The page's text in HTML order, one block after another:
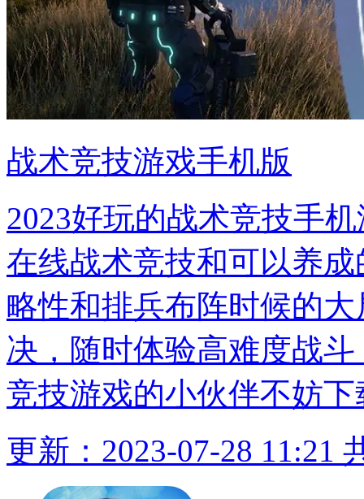
战术竞技游戏手机版
2023好玩的战术竞技手
在线战术竞技和可以养
略性和排兵布阵时候的
决，随时体验高难度战
竞技游戏的小伙伴不妨
更新：2023-07-28 11:21